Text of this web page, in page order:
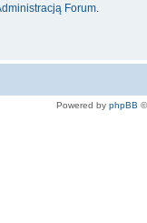
Forum
Powered by phpBB